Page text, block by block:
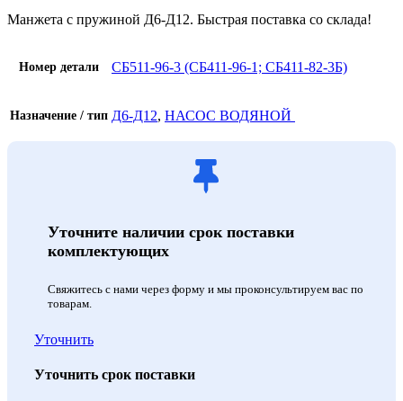
Манжета с пружиной Д6-Д12. Быстрая поставка со склада!
Номер детали СБ511-96-3 (СБ411-96-1; СБ411-82-3Б)
Назначение / тип Д6-Д12, НАСОС ВОДЯНОЙ
Уточните наличии срок поставки
комплектующих
Свяжитесь с нами через форму и мы проконсультируем вас по
товарам.
Уточнить
Уточнить срок поставки